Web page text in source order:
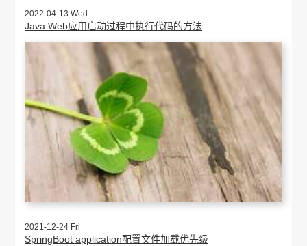
2022-04-13 Wed
Java Web应用启动过程中执行代码的方法
2021-12-24 Fri
SpringBoot application配置文件加载优先级